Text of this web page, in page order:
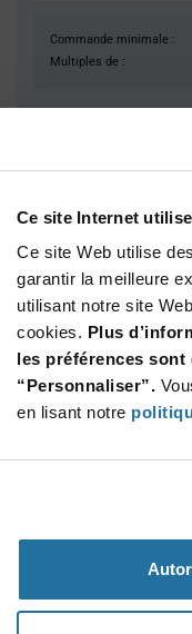
Ce site Internet
Ce site Web utilise
garantir la meilleure
utilisant notre site
cookies. Plus
les préférences
“Personnaliser”.
en lisant notre
Commande minimale :
Multiples de :
Quantité
500+
Product
Variant
Emballages disponibles
produit